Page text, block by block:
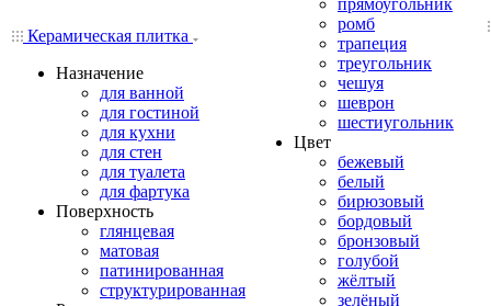
Керамическая плитка
Назначение
для ванной
для гостиной
для кухни
для стен
для туалета
для фартука
Поверхность
глянцевая
матовая
патинированная
структурированная
прямоугольник
ромб
трапеция
треугольник
чешуя
шеврон
шестиугольник
Цвет
бежевый
белый
бирюзовый
бордовый
бронзовый
голубой
жёлтый
зелёный